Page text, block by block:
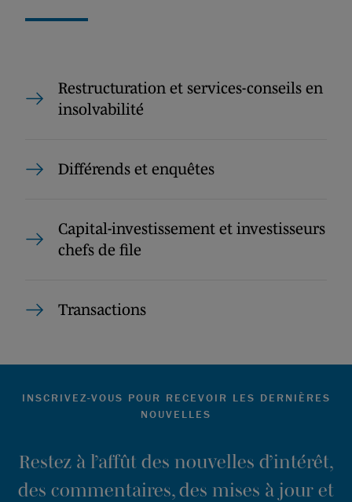
Restructuration et services-conseils en
insolvabilité
Différends et enquêtes
Capital-investissement et investisseurs
chefs de file
Transactions
INSCRIVEZ-VOUS POUR RECEVOIR LES DERNIÈRES
NOUVELLES
Restez à l’affût des nouvelles d’intérêt,
des commentaires, des mises à jour et